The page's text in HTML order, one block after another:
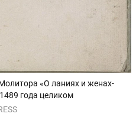
«О ланиях и женах-
года целиком